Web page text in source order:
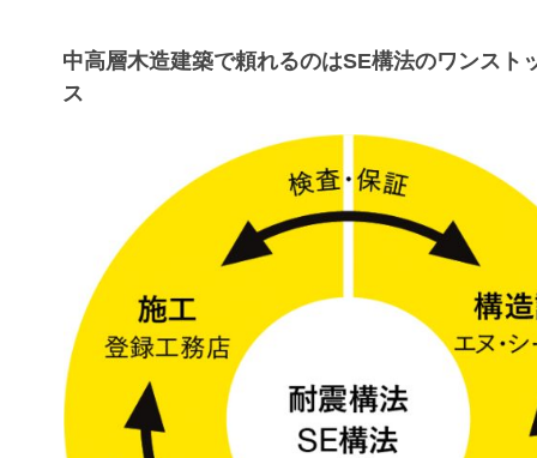
中高層木造建築で頼れるのはSE構法のワンスト
ス